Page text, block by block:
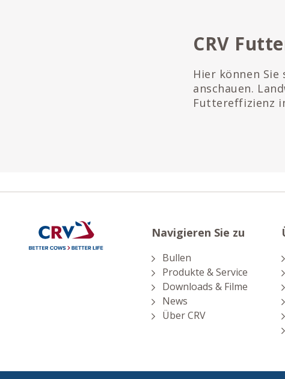
CRV
Hier können
anschauen.
Futtereffizienz
Navigieren Sie zu
Bullen
Produkte & Service
Downloads & Filme
News
Über CRV